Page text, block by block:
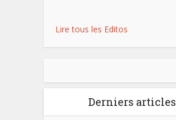
Lire tous les Editos
Derniers articles